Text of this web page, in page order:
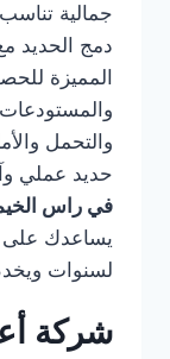
جمالية
دمج الحديد
المميزة
والتحمل
حديد عملي
في راس
يساعدك على
لسنوات
شركة